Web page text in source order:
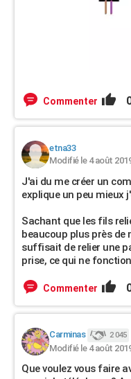
Commenter
etna33
Modifié le 4 août
J'ai du me créer un
explique un peu mieux
Sachant que les fils
beaucoup plus près de
suffisait de relier une
prise, ce qui ne
Commenter
Carminas 2 045
Modifié le 4 août
Que voulez vous faire